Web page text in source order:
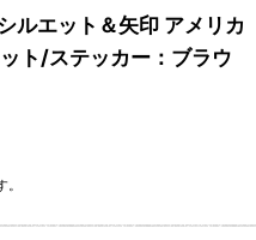
ルエット＆矢印 アメリカ
ト/ステッカー：ブラウ